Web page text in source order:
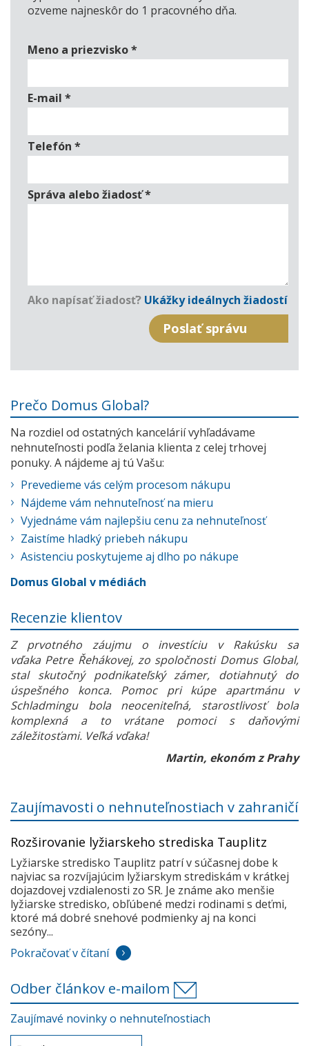
ozveme najneskôr do 1 pracovného dňa.
Meno a priezvisko*
E-mail *
Telefón *
Správa alebo žiadosť*
Ako napísať žiadosť? Ukážky ideálnych žiadostí
Prečo Domus Global?
Na rozdiel od ostatných kancelárií vyhľadávame
nehnuteľnosti podľa želania klienta z celej trhovej
ponuky. A nájdeme aj tú Vašu:
Prevedieme vás celým procesom nákupu
Nájdeme vám nehnuteľnosť na mieru
Vyjednáme vám najlepšiu cenu za nehnuteľnosť
Zaistíme hladký priebeh nákupu
Asistenciu poskytujeme aj dlho po nákupe
Domus Global v médiách
Recenzie klientov
Z prvotného záujmu o investíciu v Rakúsku sa
vďaka Petre Řehákovej, zo spoločnosti Domus Global,
stal skutočný podnikateľský zámer, dotiahnutý do
úspešného konca. Pomoc pri kúpe apartmánu v
Schladmingu bola neoceniteľná, starostlivosť bola
komplexná a to vrátane pomoci s daňovými
záležitosťami. Veľká vďaka!
Martin, ekonóm z Prahy
Zaujímavosti o nehnuteľnostiach v zahraničí
Rozširovanie lyžiarskeho strediska Tauplitz
Lyžiarske stredisko Tauplitz patrí v súčasnej dobe k
najviac sa rozvíjajúcim lyžiarskym strediskám v krátkej
dojazdovej vzdialenosti zo SR. Je známe ako menšie
lyžiarske stredisko, obľúbené medzi rodinami s deťmi,
ktoré má dobré snehové podmienky aj na konci
sezóny...
Pokračovať v čítaní
Odber článkov e-mailom
Zaujímavé novinky o nehnuteľnostiach